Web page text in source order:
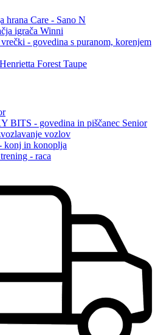
hrana Care - Sano N
igrača Winni
- govedina s puranom, korenjem
Forest Taupe
BITS - govedina in piščanec Senior
vozlov
konj in konoplja
- raca